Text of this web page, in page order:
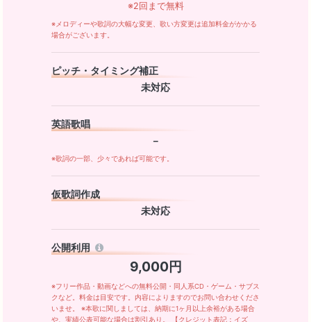
※2回まで無料
※メロディーや歌詞の大幅な変更、歌い方変更は追加料金がかかる
場合がございます。
ピッチ・タイミング補正
未対応
英語歌唱
－
※歌詞の一部、少々であれば可能です。
仮歌詞作成
未対応
公開利用
9,000円
※フリー作品・動画などへの無料公開・同人系CD・ゲーム・サブス
クなど。料金は目安です。内容によりますのでお問い合わせくださ
いませ。 ※本歌に関しましては、納期に1ヶ月以上余裕がある場合
や、実績公表可能な場合は割引あり。 【クレジット表記：イズ